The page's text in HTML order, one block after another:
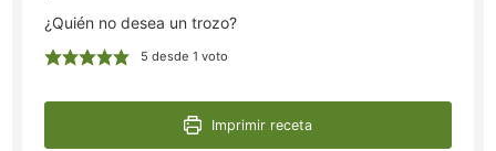
¿Quién no desea un trozo?
5 desde 1 voto
Imprimir receta